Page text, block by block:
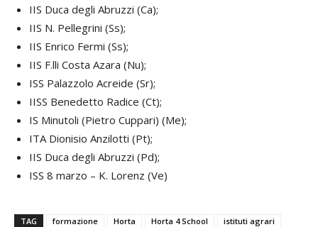
IIS Duca degli Abruzzi (Ca);
IIS N. Pellegrini (Ss);
IIS Enrico Fermi (Ss);
IIS F.lli Costa Azara (Nu);
ISS Palazzolo Acreide (Sr);
IISS Benedetto Radice (Ct);
IS Minutoli (Pietro Cuppari) (Me);
ITA Dionisio Anzilotti (Pt);
IIS Duca degli Abruzzi (Pd);
ISS 8 marzo – K. Lorenz (Ve)
TAG formazione Horta Horta 4 School istituti agrari